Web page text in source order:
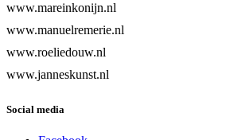
www.mareinkonijn.nl
www.manuelremerie.nl
www.roeliedouw.nl
www.janneskunst.nl
Social media